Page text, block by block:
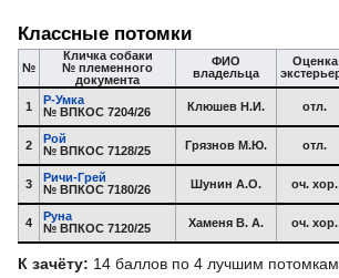
Классные потомки
№
Кличка собаки
№ племенного
документа
ФИО
владельца
Оценка
1
Р-Умка
№ ВПКОС 7204/26
Клюшев Н.И. отл.
2
Рой
№ ВПКОС 7128/25
Грязнов М.Ю. отл.
3
Ричи-Грей
№ ВПКОС 7180/26
Шунин А.О. оч. хор.
4
Руна
№ ВПКОС 7120/25
Хаменя В. А. оч. хор.
К зачёту: 14 баллов по 4 лучшим потомкам.